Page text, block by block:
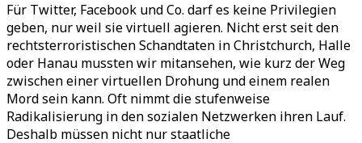
Für Twitter, Facebook und Co. darf es keine Privilegien
geben, nur weil sie virtuell agieren. Nicht erst seit den
rechtsterroristischen Schandtaten in Christchurch, Halle
oder Hanau mussten wir mitansehen, wie kurz der Weg
zwischen einer virtuellen Drohung und einem realen
Mord sein kann. Oft nimmt die stufenweise
Radikalisierung in den sozialen Netzwerken ihren Lauf.
Deshalb müssen nicht nur staatliche